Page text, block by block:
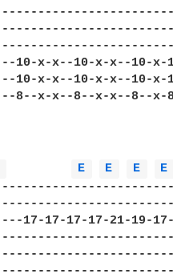
10-x-x--10-x-x--10-x-
10-x-x--10-x-x--10-x-
8--x-x--8--x-x--8--x-
E E E E
17-17-17-17-21-19-